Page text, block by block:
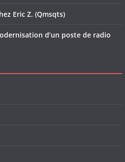
Eric Z. (Qmsqts)
d’un poste de radio